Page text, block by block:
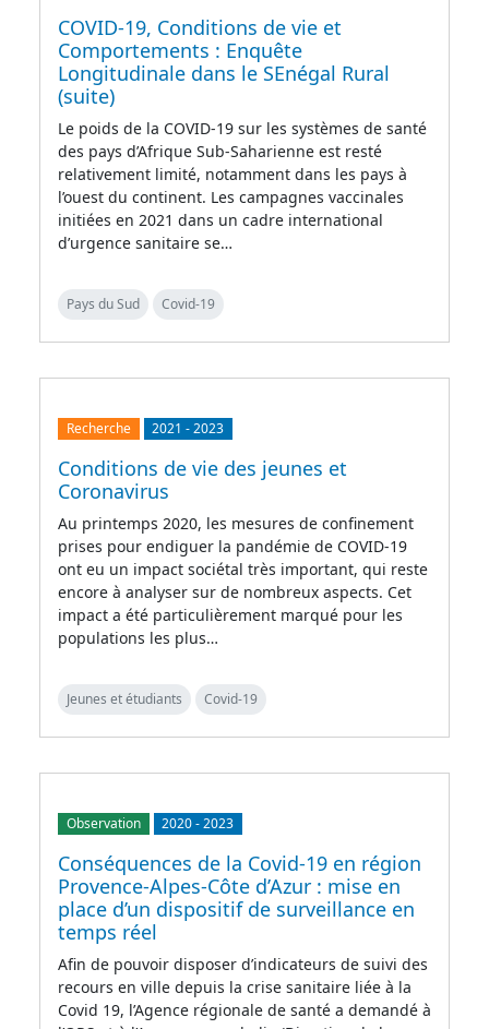
COVID-19, Conditions de vie et
Comportements : Enquête
Longitudinale dans le SEnégal Rural
(suite)
Le poids de la COVID-19 sur les systèmes de santé
des pays d’Afrique Sub-Saharienne est resté
relativement limité, notamment dans les pays à
l’ouest du continent. Les campagnes vaccinales
initiées en 2021 dans un cadre international
d’urgence sanitaire se…
Pays du Sud Covid-19
Recherche 2021 -2023
Conditions de vie des jeunes et
Coronavirus
Au printemps 2020, les mesures de confinement
prises pour endiguer la pandémie de COVID-19
ont eu un impact sociétal très important, qui reste
encore à analyser sur de nombreux aspects. Cet
impact a été particulièrement marqué pour les
populations les plus…
Jeunes et étudiants Covid-19
Observation 2020-2023
Conséquences de la Covid-19 en région
Provence-Alpes-Côte d’Azur : mise en
place d’un dispositif de surveillance en
temps réel
Afin de pouvoir disposer d’indicateurs de suivi des
recours en ville depuis la crise sanitaire liée à la
Covid 19, l’Agence régionale de santé a demandé à